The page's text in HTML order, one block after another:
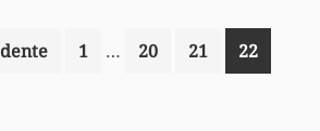
Pagina
1
Pagine
… Pagina
20 Pagina
21 Pagina
22